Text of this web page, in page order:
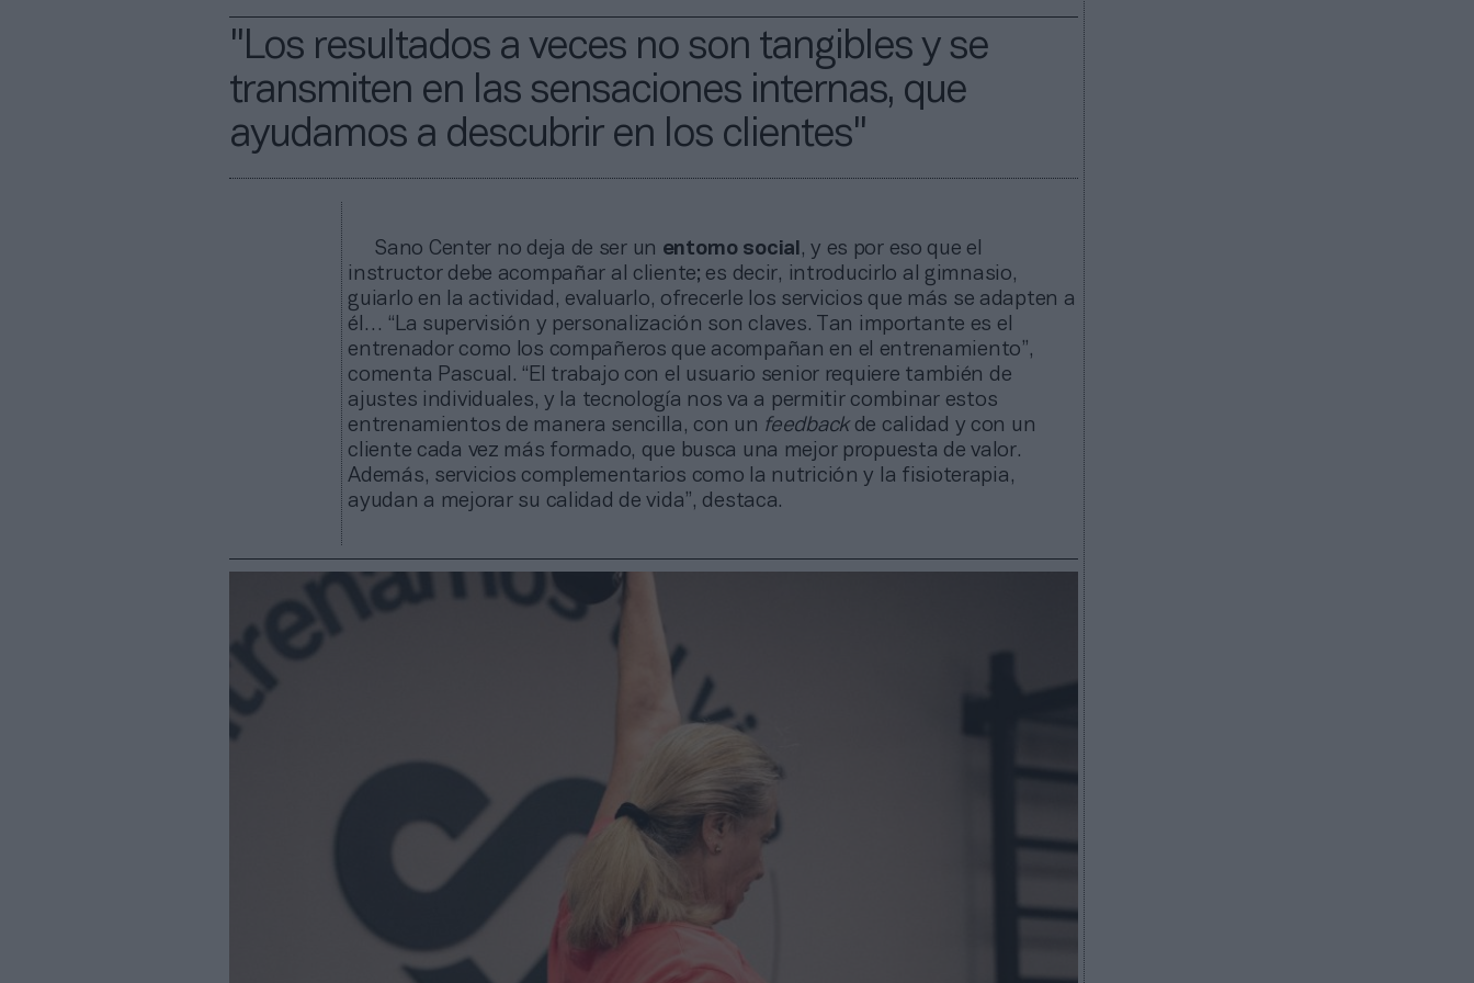
"Los resultados a veces no son tangibles y se
transmiten en las sensaciones internas, que
ayudamos a descubrir en los clientes"
Sano Center no deja de ser un entorno social , y es por eso que el
instructor debe acompañar al cliente; es decir, introducirlo al gimnasio,
guiarlo en la actividad, evaluarlo, ofrecerle los servicios que más se adapten a
él… “La supervisión y personalización son claves. Tan importante es el
entrenador como los compañeros que acompañan en el entrenamiento”,
comenta Pascual. “El trabajo con el usuario senior requiere también de
ajustes individuales, y la tecnología nos va a permitir combinar estos
entrenamientos de manera sencilla, con un feedback de calidad y con un
cliente cada vez más formado, que busca una mejor propuesta de valor.
Además, servicios complementarios como la nutrición y la fisioterapia,
ayudan a mejorar su calidad de vida”, destaca.